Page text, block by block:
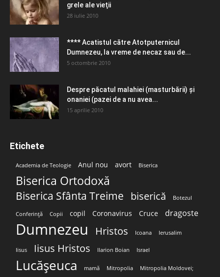
grele ale vieţii
28 iulie 2010
**** Acatistul către Atotputernicul
Dumnezeu, la vreme de necaz sau de...
5 octombrie 2010
Despre păcatul malahiei (masturbării) şi
onaniei (pazei de a nu avea...
15 aprilie 2010
Etichete
Academia de Teologie Anul nou avort Biserica
Biserica Ortodoxă
Biserica Sfânta Treime biserică Botezul
Conferință Copii copil Coronavirus Cruce dragoste
Dumnezeu Hristos Icoana Ierusalim
Iisus Iisus Hristos Ilarion Boian Israel
Lucășeuca mamă Mitropolia Mitropolia Moldovei;